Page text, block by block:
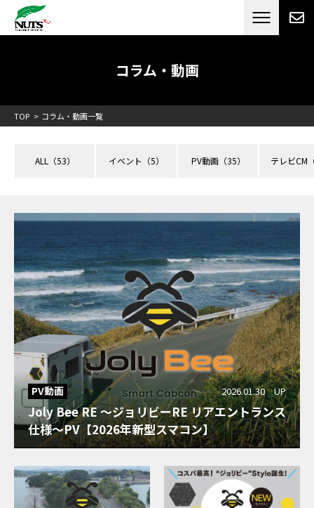
日本最大級のキャンピングカーメーカー
RV[テレビCM放送]
コラム・動画
TOP コラム・動画一覧
ALL （53） イベント （5） PV動画（35） テレビCM
PV動画 2026.01.30 UP
Joly Bee RE ～ジョリビーRE リアエントランス
仕様～PV【2026年新型スマコン】